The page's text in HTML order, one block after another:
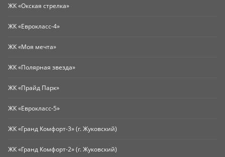
ЖК «Окская стрелка»
ЖК «Еврокласс-4»
ЖК «Моя мечта»
ЖК «Полярная звезда»
ЖК «Прайд Парк»
ЖК «Еврокласс-5»
ЖК «Гранд Комфорт-3» (г. Жуковский)
ЖК «Гранд Комфорт-2» (г. Жуковский)